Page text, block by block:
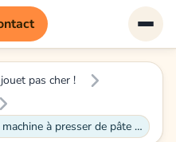
pas cher !
SUPER GREEN Kit extruder machine à presser de pâte à modeler bio